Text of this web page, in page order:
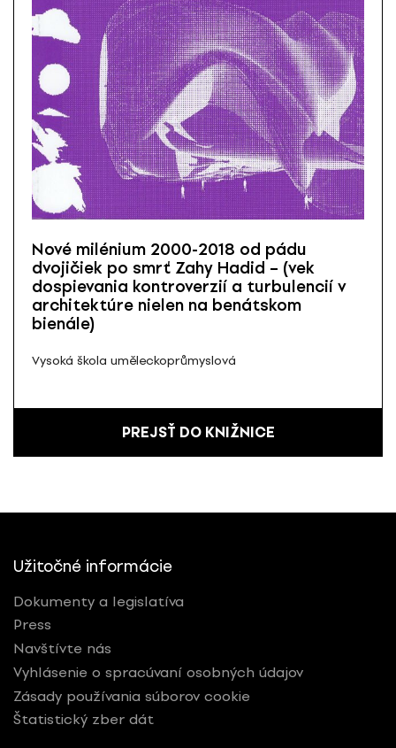
Nové milénium 2000-2018 od pádu
dvojičiek po smrť Zahy Hadid – (vek
dospievania kontroverzií a turbulencií v
architektúre nielen na benátskom
bienále)
Vysoká škola uměleckoprůmyslová
PREJSŤ DO KNIŽNICE
Užitočné informácie
Dokumenty a legislatíva
Press
Navštívte nás
Vyhlásenie o spracúvaní osobných údajov
Zásady používania súborov cookie
Štatistický zber dát